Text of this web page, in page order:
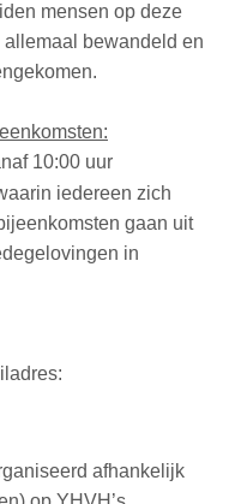
mensen op deze
bewandeld en
10:00 uur
iedereen zich
gaan uit
in
afhankelijk